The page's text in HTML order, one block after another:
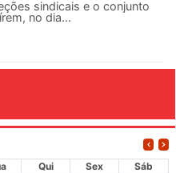
sindicais e o conjunto
no dia...
Qui Sex
Sáb